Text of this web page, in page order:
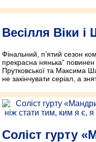
Весілля Віки і
Фінальний, п’ятий сезон
прекрасна нянька”
Прутковської та Максима
не закінчувати серіал, а
Соліст гурту